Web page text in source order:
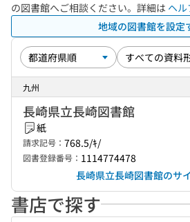
の図書館へご相談ください。詳細は ヘル
地域の図書館を設定
九州
長崎県立長崎図書館
紙
請求記号： 768.5/ｷ/
図書登録番号： 1114774478
長崎県立長崎図書館のサ
書店で探す